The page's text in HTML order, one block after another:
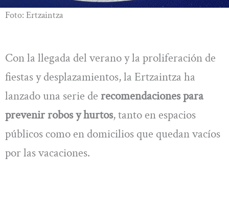
Foto: Ertzaintza
Con la llegada del verano y la proliferación de
fiestas y desplazamientos, la Ertzaintza ha
lanzado una serie de recomendaciones para
prevenir robos y hurtos, tanto en espacios
públicos como en domicilios que quedan vacíos
por las vacaciones.